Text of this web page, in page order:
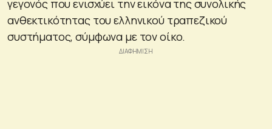
γεγονός που ενισχύει την εικόνα της συνολικής
ανθεκτικότητας του ελληνικού τραπεζικού
συστήματος, σύμφωνα με τον οίκο.